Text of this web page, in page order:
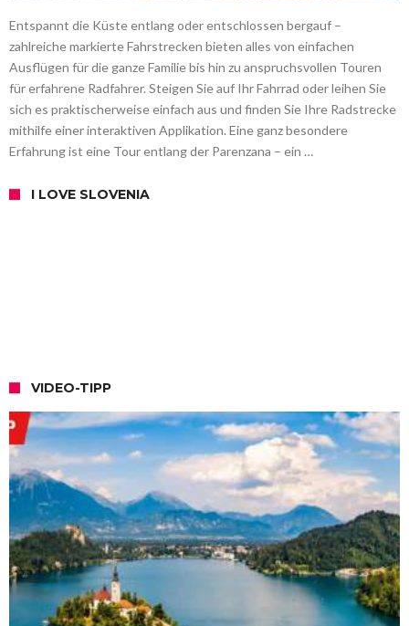
Entspannt die Küste entlang oder entschlossen bergauf –
zahlreiche markierte Fahrstrecken bieten alles von einfachen
Ausflügen für die ganze Familie bis hin zu anspruchsvollen Touren
für erfahrene Radfahrer. Steigen Sie auf Ihr Fahrrad oder leihen Sie
sich es praktischerweise einfach aus und finden Sie Ihre Radstrecke
mithilfe einer interaktiven Applikation. Eine ganz besondere
Erfahrung ist eine Tour entlang der Parenzana – ein …
I LOVE SLOVENIA
VIDEO-TIPP